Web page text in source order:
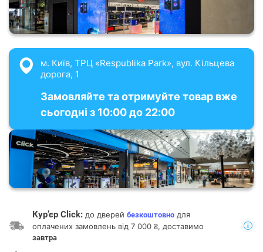
м. Київ, ТРЦ «Respublika Park», вул. Кільцева
дорога, 1
Замовляйте та отримуйте товар вже
сьогодні з 10:00 до 22:00
Кур’єр Click: до дверей безкоштовно для
оплачених замовлень від 7 000 ₴, доставимо
завтра